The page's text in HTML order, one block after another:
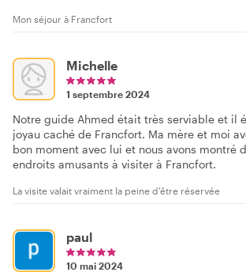
Mon séjour à Francfort
Michelle
1 septembre 2024
Notre guide Ahmed était très serviable et il
joyau caché de Francfort. Ma mère et moi
bon moment avec lui et nous avons montré
endroits amusants à visiter à Francfort.
La visite valait vraiment la peine d'être réservée
paul
10 mai 2024